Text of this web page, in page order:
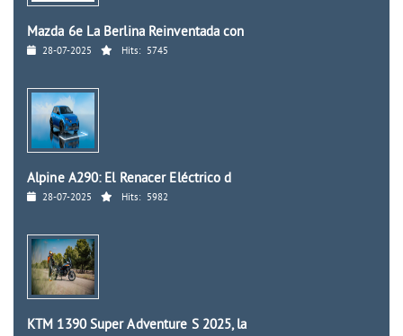
Mazda 6e La Berlina Reinventada con
28-07-2025 Hits: 5745
Alpine A290: El Renacer Eléctrico d
28-07-2025 Hits: 5982
KTM 1390 Super Adventure S 2025, la